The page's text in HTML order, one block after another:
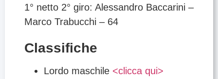
1° netto 2° giro: Alessandro Baccarini –
Marco Trabucchi – 64
Classifiche
Lordo maschile <clicca qui>